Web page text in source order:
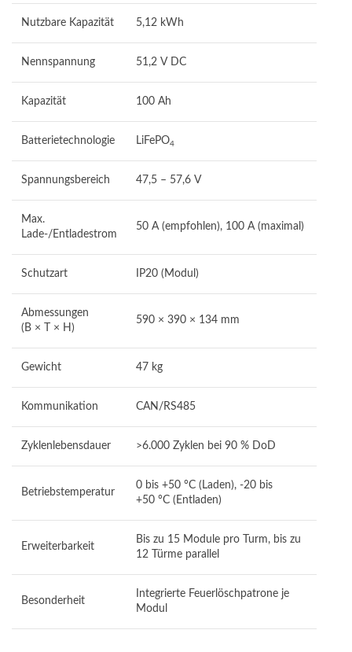
Nutzbare Kapazität 5,12 kWh
Nennspannung 51,2 V DC
Kapazität 100 Ah
Batterietechnologie LiFePO4
Spannungsbereich 47,5 – 57,6 V
Max.
Lade-/Entladestrom
50 A (empfohlen), 100 A (maximal)
Schutzart IP20 (Modul)
Abmessungen
(B × T × H)
590 × 390 × 134 mm
Gewicht 47 kg
Kommunikation CAN/RS485
Zyklenlebensdauer >6.000 Zyklen bei 90 % DoD
Betriebstemperatur
0 bis +50 °C (Laden), -20 bis
+50 °C (Entladen)
Erweiterbarkeit
Bis zu 15 Module pro Turm, bis zu
12 Türme parallel
Besonderheit
Integrierte Feuerlöschpatrone je
Modul